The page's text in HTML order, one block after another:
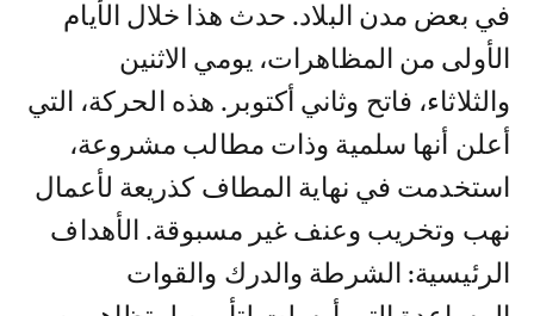
في بعض مدن البلاد. حدث هذا خلال الأيام
الأولى من المظاهرات، يومي الاثنين
والثلاثاء، فاتح وثاني أكتوبر. هذه الحركة، التي
أعلن أنها سلمية وذات مطالب مشروعة،
استخدمت في نهاية المطاف كذريعة لأعمال
نهب وتخريب وعنف غير مسبوقة. الأهداف
الرئيسية: الشرطة والدرك والقوات